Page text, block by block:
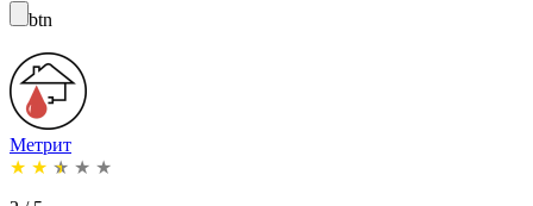
btn
Метрит
★ ★ ★ ★ ★